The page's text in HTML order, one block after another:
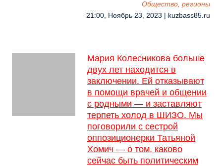
Общество, регионы
21:00, Ноябрь 23, 2023 | kuzbass85.ru
Мария Колесникова больше
двух лет находится в
заключении. Ей отказывают
в помощи врачей и общении
с родными — и заставляют
терпеть холод в ШИЗО. Мы
поговорили с сестрой
оппозиционерки Татьяной
Хомич — о том, каково
сейчас быть политическим